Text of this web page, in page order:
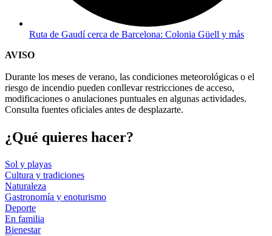
Ruta de Gaudí cerca de Barcelona: Colonia Güell y más
AVISO
Durante los meses de verano, las condiciones meteorológicas o el
riesgo de incendio pueden conllevar restricciones de acceso,
modificaciones o anulaciones puntuales en algunas actividades.
Consulta fuentes oficiales antes de desplazarte.
¿Qué quieres hacer?
Sol y playas
Cultura y tradiciones
Naturaleza
Gastronomía y enoturismo
Deporte
En familia
Bienestar